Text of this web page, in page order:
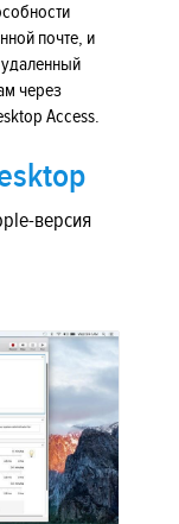
почте, и
удаленный
через
Access.
версия